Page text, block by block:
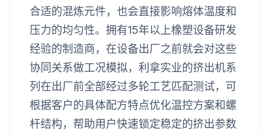
合适的混炼元件，也会直接影响熔体温度和
压力的均匀性。拥有15年以上橡塑设备研发
经验的制造商，在设备出厂之前就会对这些
协同关系做工况模拟，利拿实业的挤出机系
列在出厂前全部经过多轮工艺匹配测试，可
根据客户的具体配方特点优化温控方案和螺
杆结构，帮助用户快速锁定稳定的挤出参数